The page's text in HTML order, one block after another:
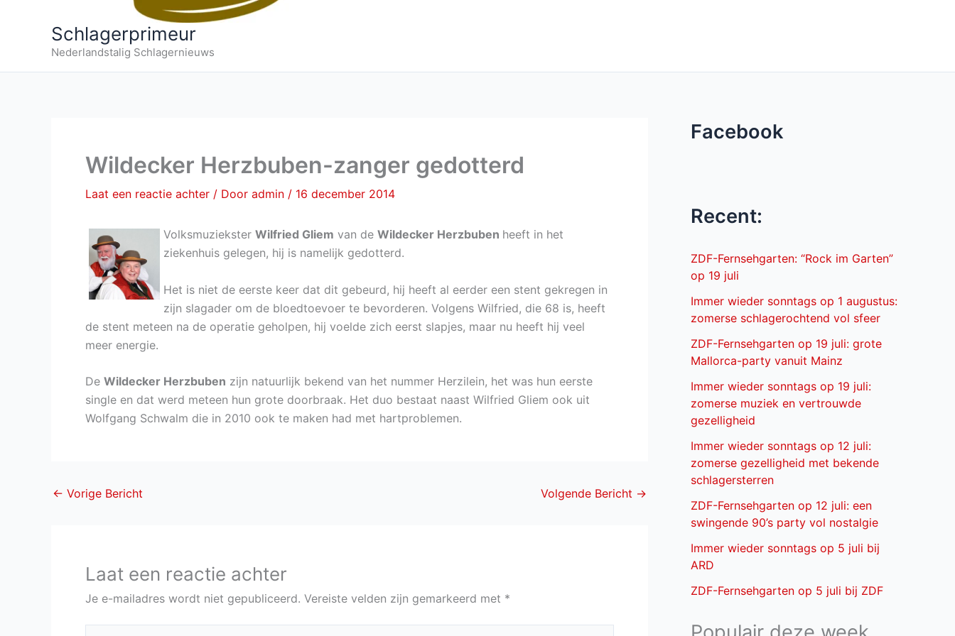
Schlagerprimeur
Nederlandstalig Schlagernieuws
Wildecker Herzbuben-zanger gedotterd
Laat een reactie achter / Door admin / 16 december 2014
Volksmuziekster Wilfried Gliem van de Wildecker Herzbuben heeft in het
ziekenhuis gelegen, hij is namelijk gedotterd.
Het is niet de eerste keer dat dit gebeurd, hij heeft al eerder een stent gekregen in
zijn slagader om de bloedtoevoer te bevorderen. Volgens Wilfried, die 68 is, heeft
de stent meteen na de operatie geholpen, hij voelde zich eerst slapjes, maar nu heeft hij veel
meer energie.
De Wildecker Herzbuben zijn natuurlijk bekend van het nummer Herzilein, het was hun eerste
single en dat werd meteen hun grote doorbraak. Het duo bestaat naast Wilfried Gliem ook uit
Wolfgang Schwalm die in 2010 ook te maken had met hartproblemen.
← Vorige Bericht Volgende Bericht →
Laat een reactie achter
Je e-mailadres wordt niet gepubliceerd. Vereiste velden zijn gemarkeerd met *
Facebook
Recent:
ZDF-Fernsehgarten: “Rock im Garten”
op 19 juli
Immer wieder sonntags op 1 augustus:
zomerse schlagerochtend vol sfeer
ZDF-Fernsehgarten op 19 juli: grote
Mallorca-party vanuit Mainz
Immer wieder sonntags op 19 juli:
zomerse muziek en vertrouwde
gezelligheid
Immer wieder sonntags op 12 juli:
zomerse gezelligheid met bekende
schlagersterren
ZDF-Fernsehgarten op 12 juli: een
swingende 90’s party vol nostalgie
Immer wieder sonntags op 5 juli bij
ARD
ZDF-Fernsehgarten op 5 juli bij ZDF